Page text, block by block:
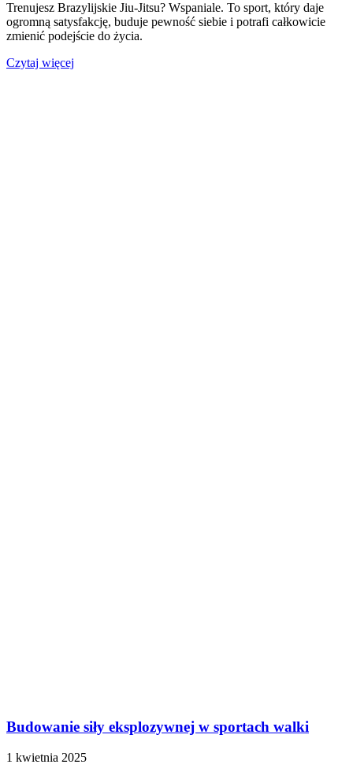
Trenujesz Brazylijskie Jiu-Jitsu? Wspaniale. To sport, który daje
ogromną satysfakcję, buduje pewność siebie i potrafi całkowicie
zmienić podejście do życia.
Czytaj więcej
Budowanie siły eksplozywnej w sportach walki
1 kwietnia 2025